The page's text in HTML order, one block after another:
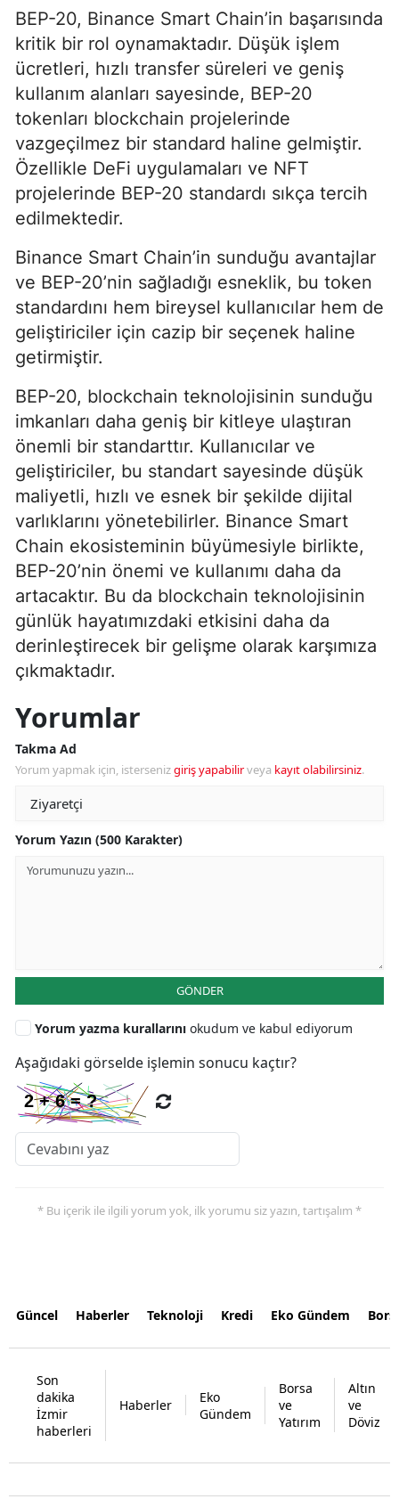
BEP-20, Binance Smart Chain’in başarısında
kritik bir rol oynamaktadır. Düşük işlem
ücretleri, hızlı transfer süreleri ve geniş
kullanım alanları sayesinde, BEP-20
tokenları blockchain projelerinde
vazgeçilmez bir standard haline gelmiştir.
Özellikle DeFi uygulamaları ve NFT
projelerinde BEP-20 standardı sıkça tercih
edilmektedir.
Binance Smart Chain’in sunduğu avantajlar
ve BEP-20’nin sağladığı esneklik, bu token
standardını hem bireysel kullanıcılar hem de
geliştiriciler için cazip bir seçenek haline
getirmiştir.
BEP-20, blockchain teknolojisinin sunduğu
imkanları daha geniş bir kitleye ulaştıran
önemli bir standarttır. Kullanıcılar ve
geliştiriciler, bu standart sayesinde düşük
maliyetli, hızlı ve esnek bir şekilde dijital
varlıklarını yönetebilirler. Binance Smart
Chain ekosisteminin büyümesiyle birlikte,
BEP-20’nin önemi ve kullanımı daha da
artacaktır. Bu da blockchain teknolojisinin
günlük hayatımızdaki etkisini daha da
derinleştirecek bir gelişme olarak karşımıza
çıkmaktadır.
Yorumlar
Takma Ad
Yorum yapmak için, istersenizgiriş yapabilirveya kayıt olabilirsiniz.
Yorum Yazın (500 Karakter)
GÖNDER
Yorum yazma kurallarını okudum ve kabul ediyorum
Aşağıdaki görselde işlemin sonucu kaçtır?
* Bu içerik ile ilgili yorum yok, ilk yorumu siz yazın, tartışalım *
Güncel Haberler Teknoloji Kredi Eko Gündem
Son
dakika
İzmir
haberleri
Haberler
Eko
Gündem
Borsa
ve
Yatırım
Altın
ve
Döviz